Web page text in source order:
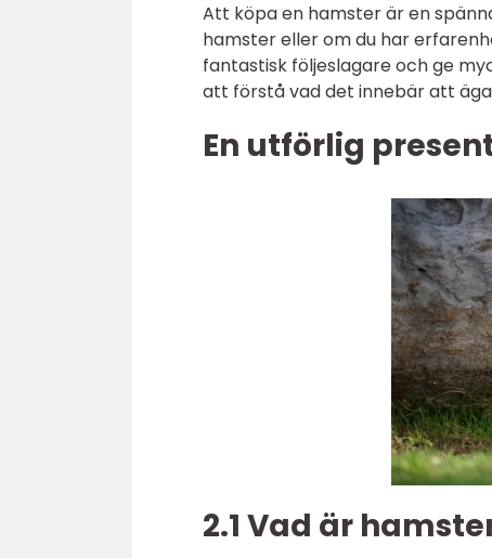
Att köpa en hamster är en
hamster eller om du har
fantastisk följeslagare och ge
att förstå vad det innebär att
En utförlig
2.1 Vad är